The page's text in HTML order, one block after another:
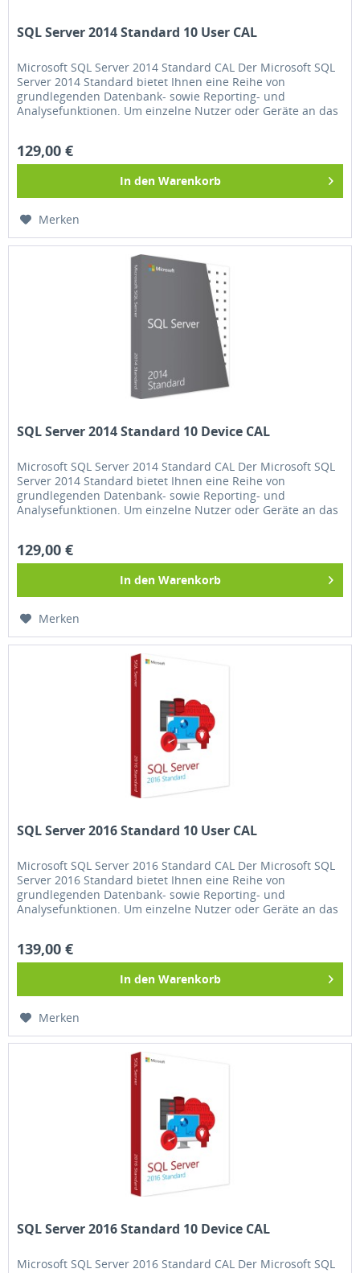
SQL Server 2014 Standard 10 User CAL
Microsoft SQL Server 2014 Standard CAL Der Microsoft SQL
Server 2014 Standard bietet Ihnen eine Reihe von
grundlegenden Datenbank- sowie Reporting- und
Analysefunktionen. Um einzelne Nutzer oder Geräte an das
129,00 €
In den Warenkorb
Merken
SQL Server 2014 Standard 10 Device CAL
Microsoft SQL Server 2014 Standard CAL Der Microsoft SQL
Server 2014 Standard bietet Ihnen eine Reihe von
grundlegenden Datenbank- sowie Reporting- und
Analysefunktionen. Um einzelne Nutzer oder Geräte an das
129,00 €
In den Warenkorb
Merken
SQL Server 2016 Standard 10 User CAL
Microsoft SQL Server 2016 Standard CAL Der Microsoft SQL
Server 2016 Standard bietet Ihnen eine Reihe von
grundlegenden Datenbank- sowie Reporting- und
Analysefunktionen. Um einzelne Nutzer oder Geräte an das
139,00 €
In den Warenkorb
Merken
SQL Server 2016 Standard 10 Device CAL
Microsoft SQL Server 2016 Standard CAL Der Microsoft SQL